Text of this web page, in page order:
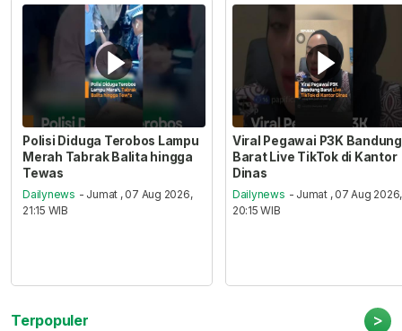
Polisi Diduga Terobos Lampu
Merah Tabrak Balita hingga
Tewas
Dailynews - Jumat , 07 Aug 2026,
21:15 WIB
Viral Pegawai P3K Bandung
Barat Live TikTok di Kantor
Dinas
Dailynews - Jumat , 07 Aug 2026,
20:15 WIB
Terpopuler >